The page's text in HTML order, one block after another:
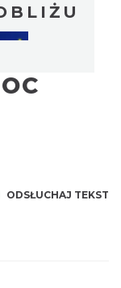
ODSŁUCHAJ TEKST